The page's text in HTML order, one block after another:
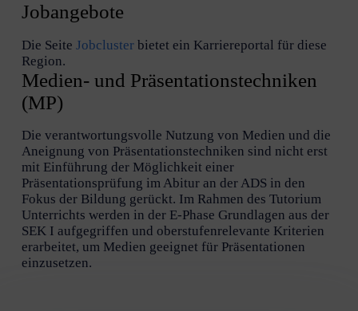
Jobangebote
Die Seite Jobclusterbietet ein Karriereportal für diese
Region.
Medien- und Präsentationstechniken
(MP)
Die verantwortungsvolle Nutzung von Medien und die
Aneignung von Präsentationstechniken sind nicht erst
mit Einführung der Möglichkeit einer
Präsentationsprüfung im Abitur an der ADS in den
Fokus der Bildung gerückt. Im Rahmen des Tutorium
Unterrichts werden in der E-Phase Grundlagen aus der
SEK I aufgegriffen und oberstufenrelevante Kriterien
erarbeitet, um Medien geeignet für Präsentationen
einzusetzen.